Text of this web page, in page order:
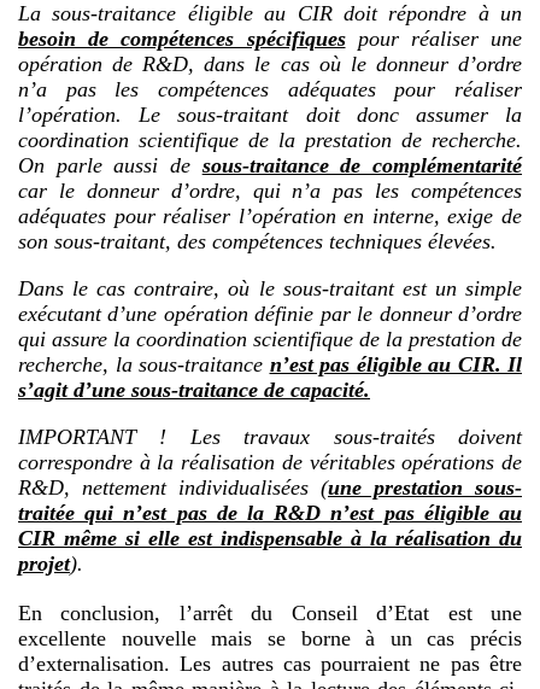
La sous-traitance éligible au CIR doit répondre à un
besoin de compétences spécifiquespour réaliser une
opération de R&D, dans le cas où le donneur d’ordre
n’a pas les compétences adéquates pour réaliser
l’opération. Le sous-traitant doit donc assumer la
coordination scientifique de la prestation de recherche.
On parle aussi de sous-traitance de complémentarité
car le donneur d’ordre, qui n’a pas les compétences
adéquates pour réaliser l’opération en interne, exige de
son sous-traitant, des compétences techniques élevées.
Dans le cas contraire, où le sous-traitant est un simple
exécutant d’une opération définie par le donneur d’ordre
qui assure la coordination scientifique de la prestation de
recherche, la sous-traitance n’est pas éligible au CIR. Il
s’agit d’une sous-traitance de capacité.
IMPORTANT ! Les travaux sous-traités doivent
correspondre à la réalisation de véritables opérations de
R&D, nettement individualisées (une prestation sous-
traitée qui n’est pas de la R&D n’est pas éligible au
CIR même si elle est indispensable à la réalisation du
projet).
En conclusion, l’arrêt du Conseil d’Etat est une
excellente nouvelle mais se borne à un cas précis
d’externalisation. Les autres cas pourraient ne pas être